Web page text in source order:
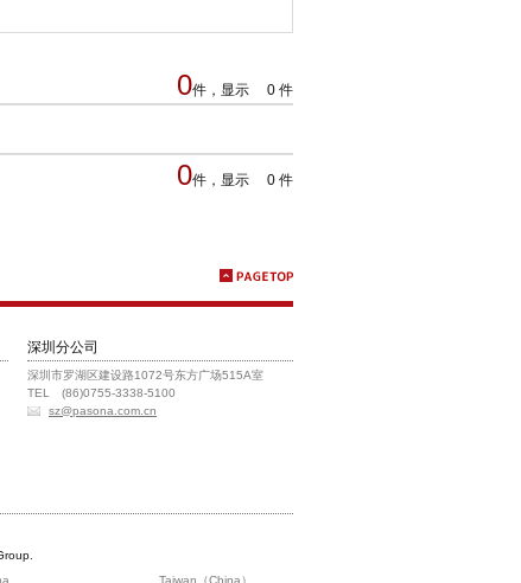
0件，显示 0 件
0件，显示 0 件
深圳分公司
深圳市罗湖区建设路1072号东方广场515A室
TEL (86)0755-3338-5100
sz@pasona.com.cn
Taiwan（China）